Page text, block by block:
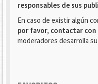
responsables de sus
En caso de existir algún
por favor, contactar
moderadores desarrolla